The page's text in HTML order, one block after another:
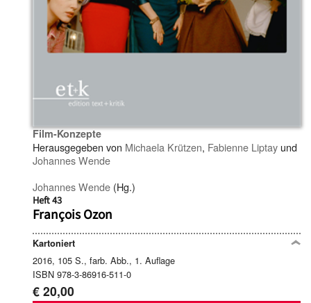
Film-Konzepte
Herausgegeben von Michaela Krützen, Fabienne Liptay und
Johannes Wende
Johannes Wende (Hg.)
Heft 43
François Ozon
Kartoniert
2016, 105 S., farb. Abb., 1. Auflage
ISBN 978-3-86916-511-0
€ 20,00